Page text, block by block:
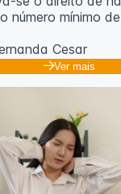
número mínimo
Cesar
Ver mais